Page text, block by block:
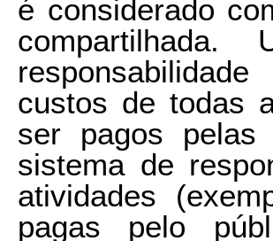
é considerado
custos de todas
ser pagos pelas
sistema de
atividades
pagas pelo